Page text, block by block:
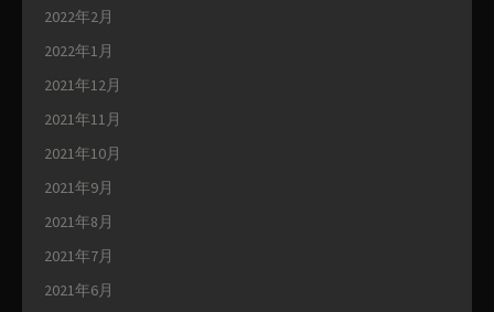
2022年2月
2022年1月
2021年12月
2021年11月
2021年10月
2021年9月
2021年8月
2021年7月
2021年6月